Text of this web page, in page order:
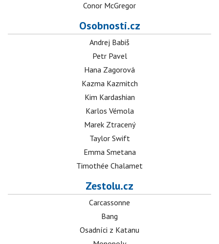
Conor McGregor
Osobnosti.cz
Andrej Babiš
Petr Pavel
Hana Zagorová
Kazma Kazmitch
Kim Kardashian
Karlos Vémola
Marek Ztracený
Taylor Swift
Emma Smetana
Timothée Chalamet
Zestolu.cz
Carcassonne
Bang
Osadníci z Katanu